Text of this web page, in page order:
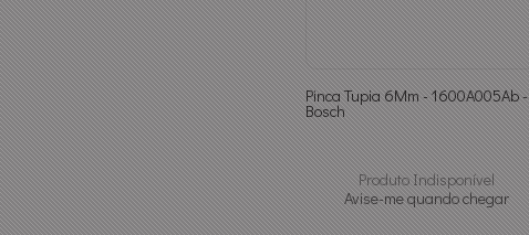
Pinca Tupia 6Mm - 1600A005Ab -
Bosch
Produto Indisponível
Avise-me quando chegar